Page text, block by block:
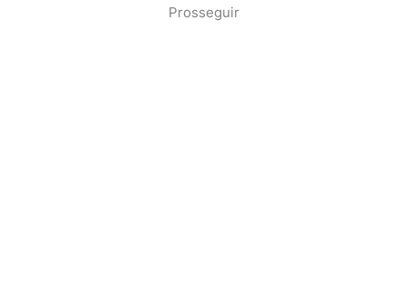
Prosseguir